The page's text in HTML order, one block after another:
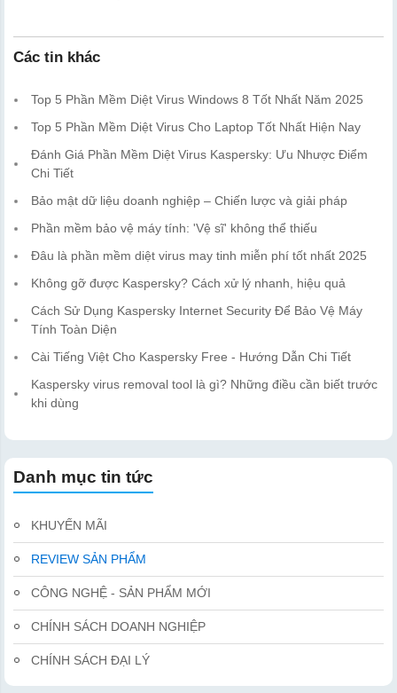
Các tin khác
Top 5 Phần Mềm Diệt Virus Windows 8 Tốt Nhất Năm 2025
Top 5 Phần Mềm Diệt Virus Cho Laptop Tốt Nhất Hiện Nay
Đánh Giá Phần Mềm Diệt Virus Kaspersky: Ưu Nhược Điểm
Chi Tiết
Bảo mật dữ liệu doanh nghiệp – Chiến lược và giải pháp
Phần mềm bảo vệ máy tính: 'Vệ sĩ' không thể thiếu
Đâu là phần mềm diệt virus may tinh miễn phí tốt nhất 2025
Không gỡ được Kaspersky? Cách xử lý nhanh, hiệu quả
Cách Sử Dụng Kaspersky Internet Security Để Bảo Vệ Máy
Tính Toàn Diện
Cài Tiếng Việt Cho Kaspersky Free - Hướng Dẫn Chi Tiết
Kaspersky virus removal tool là gì? Những điều cần biết trước
khi dùng
Danh mục tin tức
KHUYẾN MÃI
REVIEW SẢN PHẨM
CÔNG NGHỆ - SẢN PHẨM MỚI
CHÍNH SÁCH DOANH NGHIỆP
CHÍNH SÁCH ĐẠI LÝ